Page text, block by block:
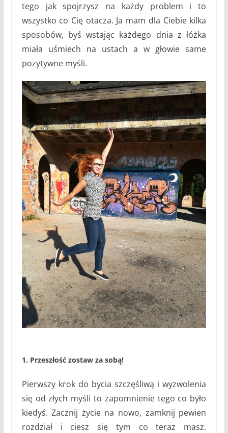
tego jak spojrzysz na każdy problem i to
wszystko co Cię otacza. Ja mam dla Ciebie kilka
sposobów, byś wstając każdego dnia z łóżka
miała uśmiech na ustach a w głowie same
pozytywne myśli.
1. Przeszłość zostaw za sobą!
Pierwszy krok do bycia szczęśliwą i wyzwolenia
się od złych myśli to zapomnienie tego co było
kiedyś. Zacznij życie na nowo, zamknij pewien
rozdział i ciesz się tym co teraz masz.